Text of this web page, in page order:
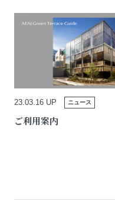
23.03.16 UP ニュース
ご利用案内